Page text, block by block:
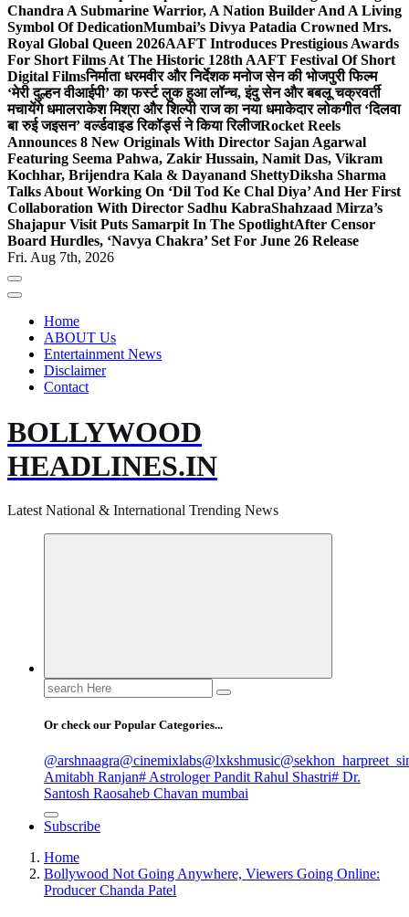
Chandra A Submarine Warrior, A Nation Builder And A Living
Symbol Of DedicationMumbai’s Divya Patadia Crowned Mrs.
Royal Global Queen 2026AAFT Introduces Prestigious Awards
For Short Films At The Historic 128th AAFT Festival Of Short
Digital Filmsनिर्माता धरमवीर और निर्देशक मनोज सेन की भोजपुरी फिल्म
‘मेरी दुल्हन वीआईपी’ का फर्स्ट लुक हुआ लॉन्च, इंदु सेन और बबलू चक्रवर्ती
मचायेंगे धमालराकेश मिश्रा और शिल्पी राज का नया धमाकेदार लोकगीत ‘दिलवा
बा रुई जइसन’ वर्ल्डवाइड रिकॉर्ड्स ने किया रिलीजRocket Reels
Announces 8 New Originals With Director Sajan Agarwal
Featuring Seema Pahwa, Zakir Hussain, Namit Das, Vikram
Kochhar, Brijendra Kala & Dayanand ShettyDiksha Sharma
Talks About Working On ‘Dil Tod Ke Chal Diya’ And Her First
Collaboration With Director Sadhu KabraShahzaad Mirza’s
Shajapur Visit Puts Samarpit In The SpotlightAfter Censor
Board Hurdles, ‘Navya Chakra’ Set For June 26 Release
Fri. Aug 7th, 2026
Home
ABOUT Us
Entertainment News
Disclaimer
Contact
BOLLYWOOD
HEADLINES.IN
Latest National & International Trending News
Search
for:
Or check our Popular Categories...
@arshnaagra@cinemixlabs@lxkshmusic
Amitabh Ranjan# Astrologer Pandit Rahul Shastri# Dr.
Santosh Raosaheb Chavan mumbai
Subscribe
Home
Bollywood Not Going Anywhere, Viewers Going Online:
Producer Chanda Patel